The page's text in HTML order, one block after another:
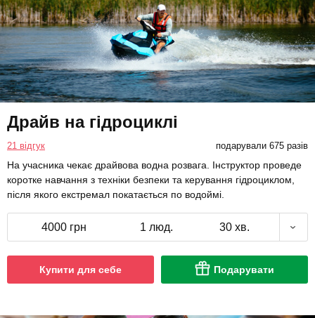
Драйв на гідроциклі
21 відгук подарували 675 разів
На учасника чекає драйвова водна розвага. Інструктор проведе
коротке навчання з техніки безпеки та керування гідроциклом,
після якого екстремал покатається по водоймі.
4000 грн 1 люд. 30 хв.
Купити для себе Подарувати